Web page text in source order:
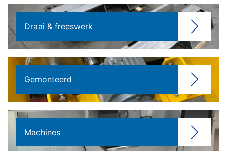
Draai & freeswerk
Gemonteerd
Machines